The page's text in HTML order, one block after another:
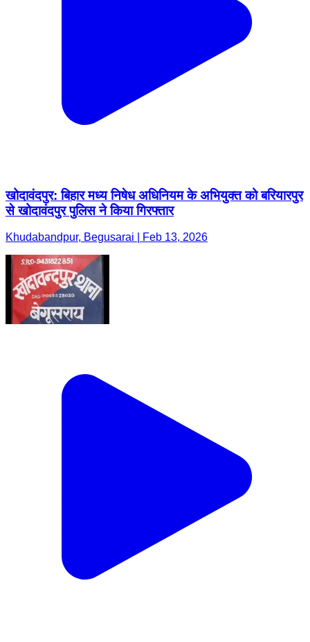
खोदावंदपुर: बिहार मध्य निषेध अधिनियम के अभियुक्त को बरियारपुर
से खोदावंदपुर पुलिस ने किया गिरफ्तार
Khudabandpur, Begusarai | Feb 13, 2026